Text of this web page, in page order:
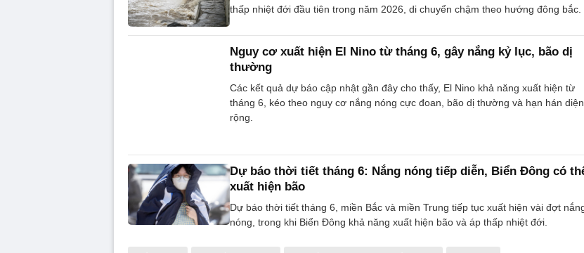
thấp nhiệt đới đầu tiên trong năm 2026, di chuyển chậm theo hướng đông bắc.
Nguy cơ xuất hiện El Nino từ tháng 6, gây nắng kỷ lục, bão dị
thường
Các kết quả dự báo cập nhật gần đây cho thấy, El Nino khả năng xuất hiện từ
tháng 6, kéo theo nguy cơ nắng nóng cực đoan, bão dị thường và hạn hán diện
rộng.
xuất hiện bão
Dự báo thời tiết tháng 6, miền Bắc và miền Trung tiếp tục xuất hiện vài đợt nắng
nóng, trong khi Biển Đông khả năng xuất hiện bão và áp thấp nhiệt đới.